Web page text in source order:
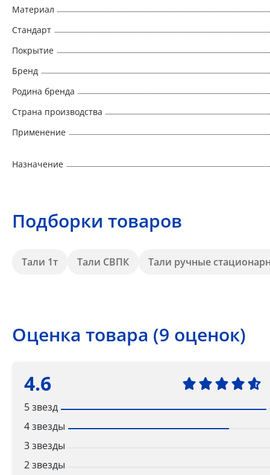
Материал
Стандарт
Покрытие
Бренд
Родина бренда
Страна производства
Применение
Назначение
Подборки товаров
Тали 1т Тали СВПК Тали ручные
Оценка товара (9 оценок)
4.6
5 звезд
4 звезды
3 звезды
2 звезды